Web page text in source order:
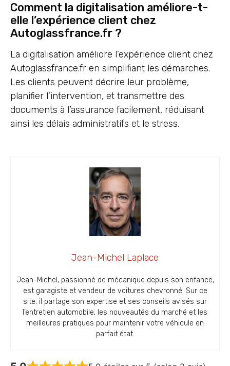
Comment la digitalisation améliore-t-
elle l’expérience client chez
Autoglassfrance.fr ?
La digitalisation améliore l’expérience client chez
Autoglassfrance.fr en simplifiant les démarches.
Les clients peuvent décrire leur problème,
planifier l’intervention, et transmettre des
documents à l’assurance facilement, réduisant
ainsi les délais administratifs et le stress.
Jean-Michel Laplace
Jean-Michel, passionné de mécanique depuis son enfance,
est garagiste et vendeur de voitures chevronné. Sur ce
site, il partage son expertise et ses conseils avisés sur
l’entretien automobile, les nouveautés du marché et les
meilleures pratiques pour maintenir votre véhicule en
parfait état.